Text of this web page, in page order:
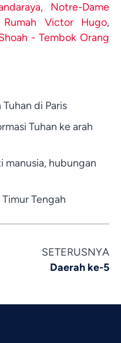
Notre-Dame
Rumah Victor Hugo,
- Tembok Orang
di Paris
Tuhan ke arah
manusia, hubungan
Tengah
SETERUSNYA
Daerah ke-5
Urdu